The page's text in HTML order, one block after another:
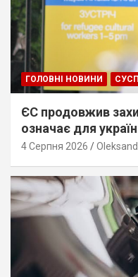
ГОЛОВНІ НОВИНИ
ЄС продовжив
означає для
4 Серпня 2026